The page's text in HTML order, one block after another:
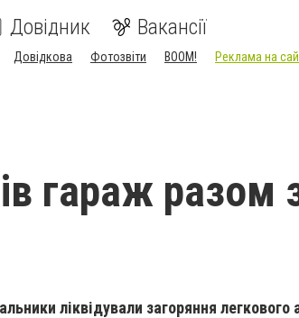
Довідник Вакансії
Довідкова Фотозвіти BOOM! Реклама на
гараж разом
ліквідували загоряння легкового